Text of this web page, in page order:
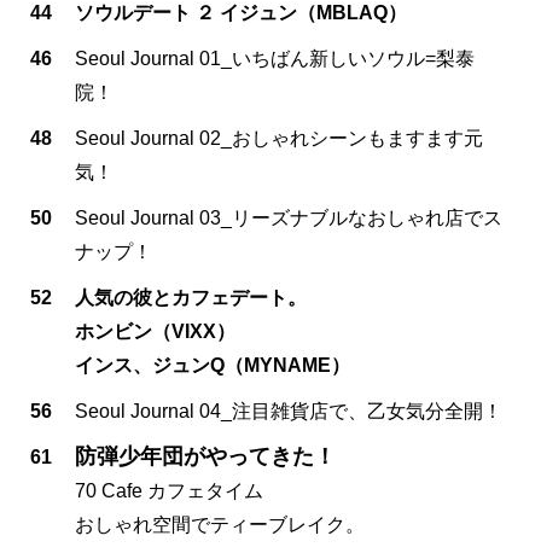
44 ソウルデート ２ イジュン（MBLAQ）
46
Seoul Journal 01_いちばん新しいソウル=梨泰
院！
48
Seoul Journal 02_おしゃれシーンもますます元
気！
50
Seoul Journal 03_リーズナブルなおしゃれ店でス
ナップ！
52
人気の彼とカフェデート。
ホンビン（VIXX）
インス、ジュンQ（MYNAME）
56 Seoul Journal 04_注目雑貨店で、乙女気分全開！
61 防弾少年団がやってきた！
70 Cafe カフェタイム
おしゃれ空間でティーブレイク。